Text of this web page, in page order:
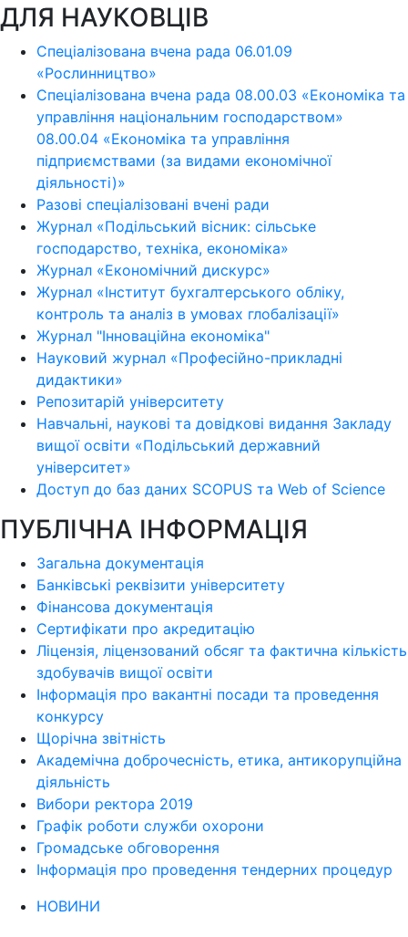
ДЛЯ НАУКОВЦІВ
Спеціалізована вчена рада 06.01.09
«Рослинництво»
Спеціалізована вчена рада 08.00.03 «Економіка та
управління національним господарством»
08.00.04 «Економіка та управління
підприємствами (за видами економічної
діяльності)»
Разові спеціалізовані вчені ради
Журнал «Подільський вісник: сільське
господарство, техніка, економіка»
Журнал «Економічний дискурс»
Журнал «Інститут бухгалтерського обліку,
контроль та аналіз в умовах глобалізації»
Журнал "Інноваційна економіка"
Науковий журнал «Професійно-прикладні
дидактики»
Репозитарій університету
Навчальні, наукові та довідкові видання Закладу
вищої освіти «Подільський державний
університет»
Доступ до баз даних SCOPUS та Web of Science
ПУБЛІЧНА ІНФОРМАЦІЯ
Загальна документація
Банківські реквізити університету
Фінансова документація
Сертифікати про акредитацію
Ліцензія, ліцензований обсяг та фактична кількість
здобувачів вищої освіти
Інформація про вакантні посади та проведення
конкурсу
Щорічна звітність
Академічна доброчесність, етика, антикорупційна
діяльність
Вибори ректора 2019
Графік роботи служби охорони
Громадське обговорення
Інформація про проведення тендерних процедур
НОВИНИ